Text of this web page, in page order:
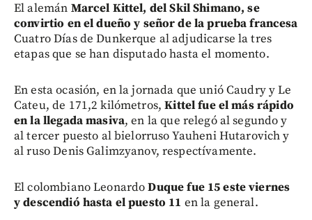
El alemán Marcel Kittel, del Skil Shimano, se
convirtio en el dueño y señor de la prueba francesa
Cuatro Días de Dunkerque al adjudicarse la tres
etapas que se han disputado hasta el momento.
En esta ocasión, en la jornada que unió Caudry y Le
Cateu, de 171,2 kilómetros,Kittel fue el más rápido
en la llegada masiva, en la que relegó al segundo y
al tercer puesto al bielorruso Yauheni Hutarovich y
al ruso Denis Galimzyanov, respectívamente.
El colombiano LeonardoDuque fue 15 este viernes
y descendió hasta el puesto 11 en la general.